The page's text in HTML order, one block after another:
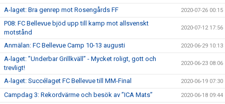
A-laget: Bra genrep mot Rosengårds FF 2020-07-26 00:15
P08: FC Bellevue bjöd upp till kamp mot allsvenskt
motstånd
2020-07-12 17:56
Anmälan: FC Bellevue Camp 10-13 augusti 2020-06-29 10:13
A-laget: ”Underbar Grillkväll” - Mycket roligt, gott och
trevligt!
2020-06-23 08:06
A-laget: Succélaget FC Bellevue till MM-Final 2020-06-19 07:30
Campdag 3: Rekordvärme och besök av ”ICA Mats” 2020-06-18 09:44